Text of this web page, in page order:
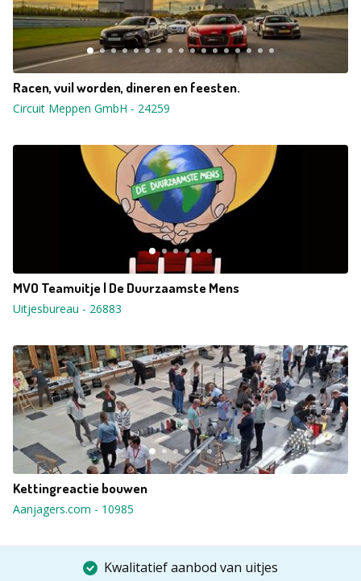
Racen, vuil worden, dineren en feesten.
Circuit Meppen GmbH - 24259
MVO Teamuitje | De Duurzaamste Mens
Uitjesbureau - 26883
Kettingreactie bouwen
Aanjagers.com - 10985
Kwalitatief aanbod van uitjes